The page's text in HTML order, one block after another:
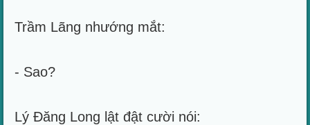
Trầm Lãng nhướng mắt:
- Sao?
Lý Đăng Long lật đật cười nói: